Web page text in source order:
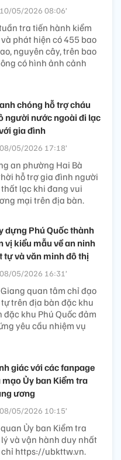
10/05/2026 08:06’
tra tiến hành kiểm
phát hiện có 455 bao
nguyên cây, trên bao
có hình ảnh cảnh
chóng hỗ trợ cháu
người nước ngoài đi lạc
gia đình
08/05/2026 17:18’
an phường Hai Bà
hỗ trợ gia đình người
lạc khi đang vui
mại trên địa bàn.
dựng Phú Quốc thành
vị kiểu mẫu về an ninh
tự và văn minh đô thị
08/05/2026 16:31’
quan tâm chỉ đạo
trên địa bàn đặc khu
khu Phú Quốc đảm
yêu cầu nhiệm vụ
giác với các fanpage
mạo Ủy ban Kiểm tra
ương
08/05/2026 10:15’
Ủy ban Kiểm tra
và vận hành duy nhất
https://ubkttw.vn.